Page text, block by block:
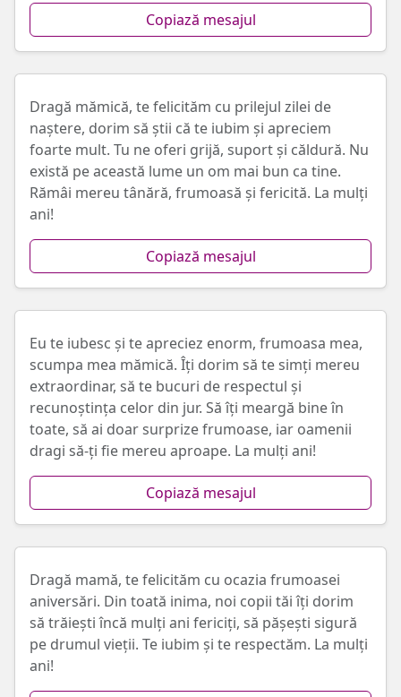
Copiază mesajul
Dragă mămică, te felicităm cu prilejul zilei de
naștere, dorim să știi că te iubim și apreciem
foarte mult. Tu ne oferi grijă, suport și căldură. Nu
există pe această lume un om mai bun ca tine.
Rămâi mereu tânără, frumoasă și fericită. La mulți
ani!
Copiază mesajul
Eu te iubesc și te apreciez enorm, frumoasa mea,
scumpa mea mămică. Îți dorim să te simți mereu
extraordinar, să te bucuri de respectul și
recunoștința celor din jur. Să îți meargă bine în
toate, să ai doar surprize frumoase, iar oamenii
dragi să-ți fie mereu aproape. La mulți ani!
Copiază mesajul
Dragă mamă, te felicităm cu ocazia frumoasei
aniversări. Din toată inima, noi copii tăi îți dorim
să trăiești încă mulți ani fericiți, să pășești sigură
pe drumul vieții. Te iubim și te respectăm. La mulți
ani!